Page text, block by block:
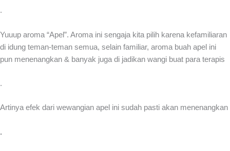
.
Yuuup aroma “Apel”. Aroma ini sengaja kita pilih karena kefamiliaran
di idung teman-teman semua, selain familiar, aroma buah apel ini
pun menenangkan & banyak juga di jadikan wangi buat para terapis
.
Artinya efek dari wewangian apel ini sudah pasti akan menenangkan
.